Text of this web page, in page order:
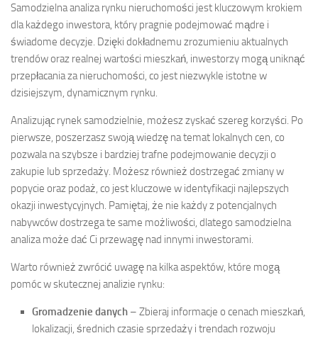
Samodzielna analiza rynku nieruchomości jest kluczowym krokiem
dla każdego inwestora, który pragnie podejmować mądre i
świadome decyzje. Dzięki dokładnemu zrozumieniu aktualnych
trendów oraz realnej wartości mieszkań, inwestorzy mogą uniknąć
przepłacania za nieruchomości, co jest niezwykle istotne w
dzisiejszym, dynamicznym rynku.
Analizując rynek samodzielnie, możesz zyskać szereg korzyści. Po
pierwsze, poszerzasz swoją wiedzę na temat lokalnych cen, co
pozwala na szybsze i bardziej trafne podejmowanie decyzji o
zakupie lub sprzedaży. Możesz również dostrzegać zmiany w
popycie oraz podaż, co jest kluczowe w identyfikacji najlepszych
okazji inwestycyjnych. Pamiętaj, że nie każdy z potencjalnych
nabywców dostrzega te same możliwości, dlatego samodzielna
analiza może dać Ci przewagę nad innymi inwestorami.
Warto również zwrócić uwagę na kilka aspektów, które mogą
pomóc w skutecznej analizie rynku:
Gromadzenie danych – Zbieraj informacje o cenach mieszkań,
lokalizacji, średnich czasie sprzedaży i trendach rozwoju